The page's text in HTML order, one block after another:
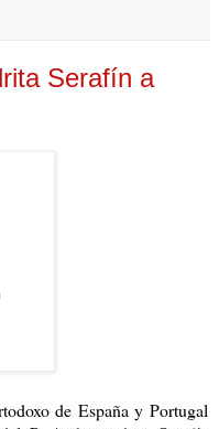
Serafín a
de España y Portugal